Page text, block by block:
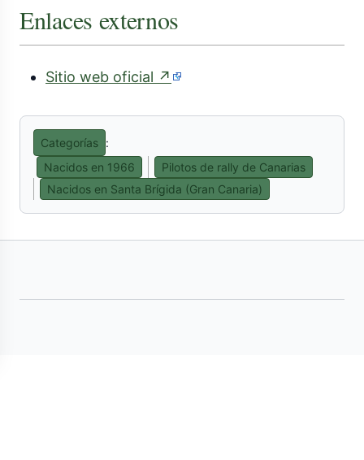
Enlaces externos
Sitio web oficial ↗ (enlace
Categorías :
Nacidos en 1966
Pilotos de rally de Canarias
Nacidos en Santa Brígida (Gran Canaria)